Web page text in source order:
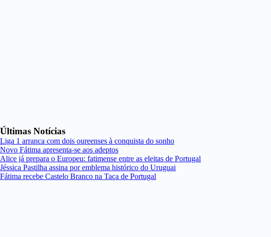
Últimas Notícias
Liga 1 arranca com dois oureenses à conquista do sonho
Novo Fátima apresenta-se aos adeptos
Alice já prepara o Europeu: fatimense entre as eleitas de Portugal
Jéssica Pastilha assina por emblema histórico do Uruguai
Fátima recebe Castelo Branco na Taça de Portugal